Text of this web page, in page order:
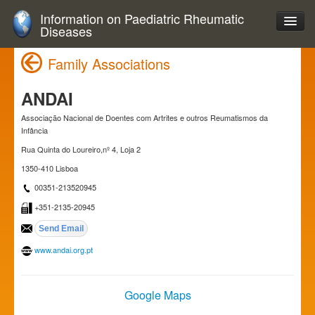
Information on Paediatric Rheumatic
Diseases
Family Associations
ANDAI
Associação Nacional de Doentes com Artrites e outros Reumatismos da
Infância
Rua Quinta do Loureiro,nº 4, Loja 2
1350-410 Lisboa
00351-213520945
+351-2135-20945
www.andai.org.pt
Google Maps